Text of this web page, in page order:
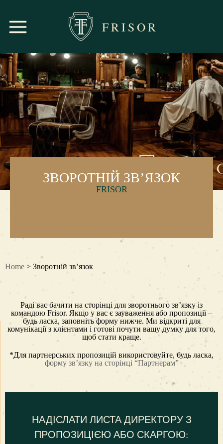
FRISOR
ЗВОРОТНІЙ ЗВ’ЯЗОК
FRISOR
Home > Зворотній зв’язок
Раді вас бачити на сторінці для зворотнього зв’язку із
командою Frisor. Якщо у вас є зауваження або пропозиції –
будь ласка, заповніть форму нижче. Ми відкриті для
комунікації з клієнтами і готові почути вашу думку для того,
щоб стати краще.
*Для партнерських пропозицій використовуйте, будь ласка,
форму зв’язку на сторінці “Партнерам”
НАДІСЛАТИ ЛИСТА ДИРЕКТОРУ З
ПРОПОЗИЦІЄЮ АБО СКАРГОЮ: